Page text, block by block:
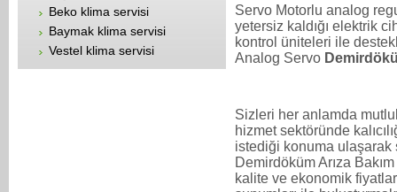
Beko klima servisi
Baymak klima servisi
Vestel klima servisi
Servo Motorlu analog
yetersiz kaldığı elektrik
kontrol üniteleri ile
Analog Servo
Sizleri her anlamda
hizmet sektöründe
istediği konuma
Demirdöküm Arıza
kalite ve ekonomik